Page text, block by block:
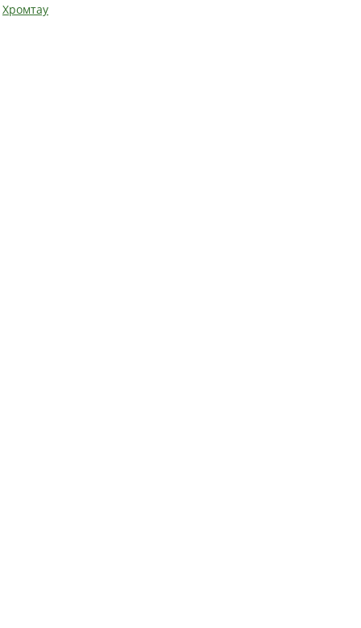
Хромтау